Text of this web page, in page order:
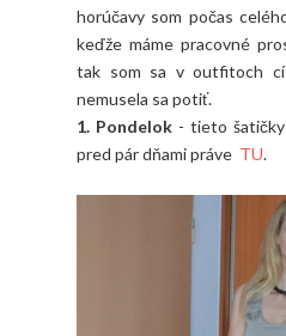
horúčavy som počas
keďže máme pracovné
tak som sa v outfitoch
nemusela sa potiť.
1. Pondelok- tieto šatičky
pred pár dňami práve TU.